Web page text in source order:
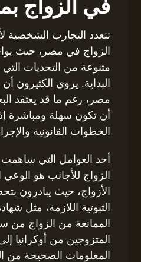
في الزواج
تتعدد التجارب الشخصية
الزواج في مصر، حيث
متنوعة من التحديات
البداية. يروي الكثيرون
مصر، رغم ما قد يعتقد
أن تكون سهلة ومباشرة
الخطوات القانونية
أحد العوامل التي
الزواج للأجانب هو الوعي
الأزواج، حيث يبادرون
الثبوتية اللازمة، مثل
الممانعة من الزواج من
المتزوجين من أوكرانيا
المعلومات الصحيحة من